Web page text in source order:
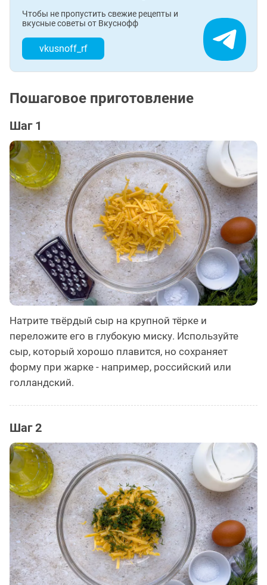
Чтобы не пропустить свежие рецепты и
вкусные советы от Вкуснофф
vkusnoff_rf
Пошаговое приготовление
Шаг 1
Натрите твёрдый сыр на крупной тёрке и
переложите его в глубокую миску. Используйте
сыр, который хорошо плавится, но сохраняет
форму при жарке - например, российский или
голландский.
Шаг 2